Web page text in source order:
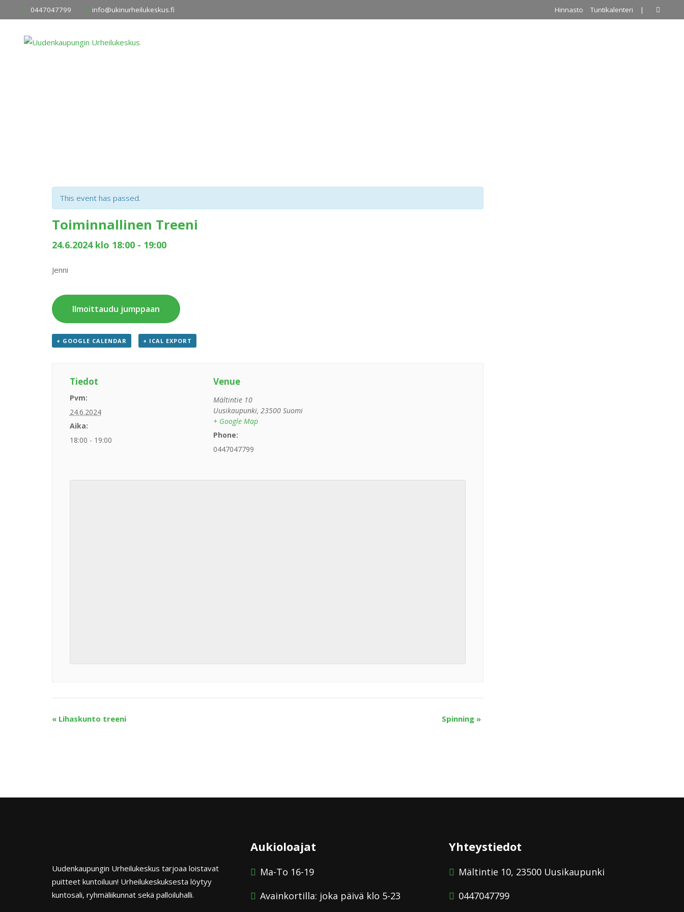
to
0447047799 info@ukinurheilukeskus.fi Hinnasto Tuntikalenteri |
This event has passed.
Toiminnallinen Treeni
24.6.2024 klo 18:00 - 19:00
Jenni
Ilmoittaudu jumppaan
+ GOOGLE CALENDAR + ICAL EXPORT
Tiedot
Pvm:
24.6.2024
Aika:
18:00 - 19:00
Venue
Mältintie 10
Uusikaupunki, 23500 Suomi
+ Google Map
Phone:
0447047799
« Lihaskunto treeni Spinning »
Uudenkaupungin Urheilukeskus tarjoaa loistavat
puitteet kuntoiluun! Urheilukeskuksesta löytyy
kuntosali, ryhmäliikunnat sekä palloiluhalli.
Aukioloajat
Ma-To 16-19
Avainkortilla: joka päivä klo 5-23
Yhteystiedot
Mältintie 10, 23500 Uusikaupunki
0447047799